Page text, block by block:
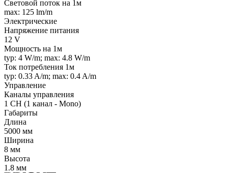
Световой поток на 1м
max: 125 lm/m
Электрические
Напряжение питания
12 V
Мощность на 1м
typ: 4 W/m; max: 4.8 W/m
Ток потребления 1м
typ: 0.33 A/m; max: 0.4 A/m
Управление
Каналы управления
1 CH (1 канал - Mono)
Габариты
Длина
5000 мм
Ширина
8 мм
Высота
1.8 мм